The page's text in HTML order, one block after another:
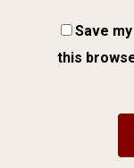
Save
this